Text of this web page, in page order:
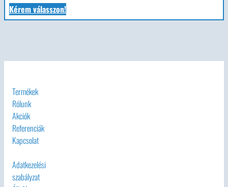
Kérem válasszon!
Termékek
Rólunk
Akciók
Referenciák
Kapcsolat
Adatkezelési
szabályzat